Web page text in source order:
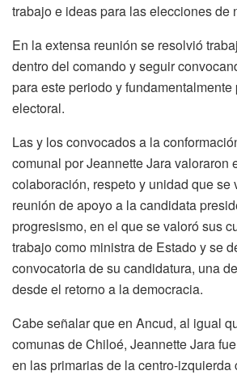
trabajo e ideas para las elecciones de
En la extensa reunión se resolvió
dentro del comando y seguir
para este periodo y
electoral.
Las y los convocados a la
comunal por Jeannette Jara valoraron
colaboración, respeto y unidad que se
reunión de apoyo a la candidata
progresismo, en el que se valoró sus
trabajo como ministra de Estado y se
convocatoria de su candidatura, una
desde el retorno a la democracia.
Cabe señalar que en Ancud, al igual
comunas de Chiloé, Jeannette Jara
en las primarias de la centro-izquierda